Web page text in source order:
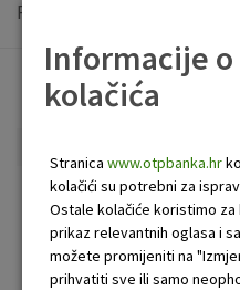
Popis uplatno-isplatnih
Lista poslovnica i
Bankomat
Prikaži samo
Informacije
kolačića
Stranica www.otpbanka.hr
kolačići su potrebni za
Ostale kolačiće koristimo
prikaz relevantnih oglasa i
možete promijeniti na
prihvatiti sve ili samo